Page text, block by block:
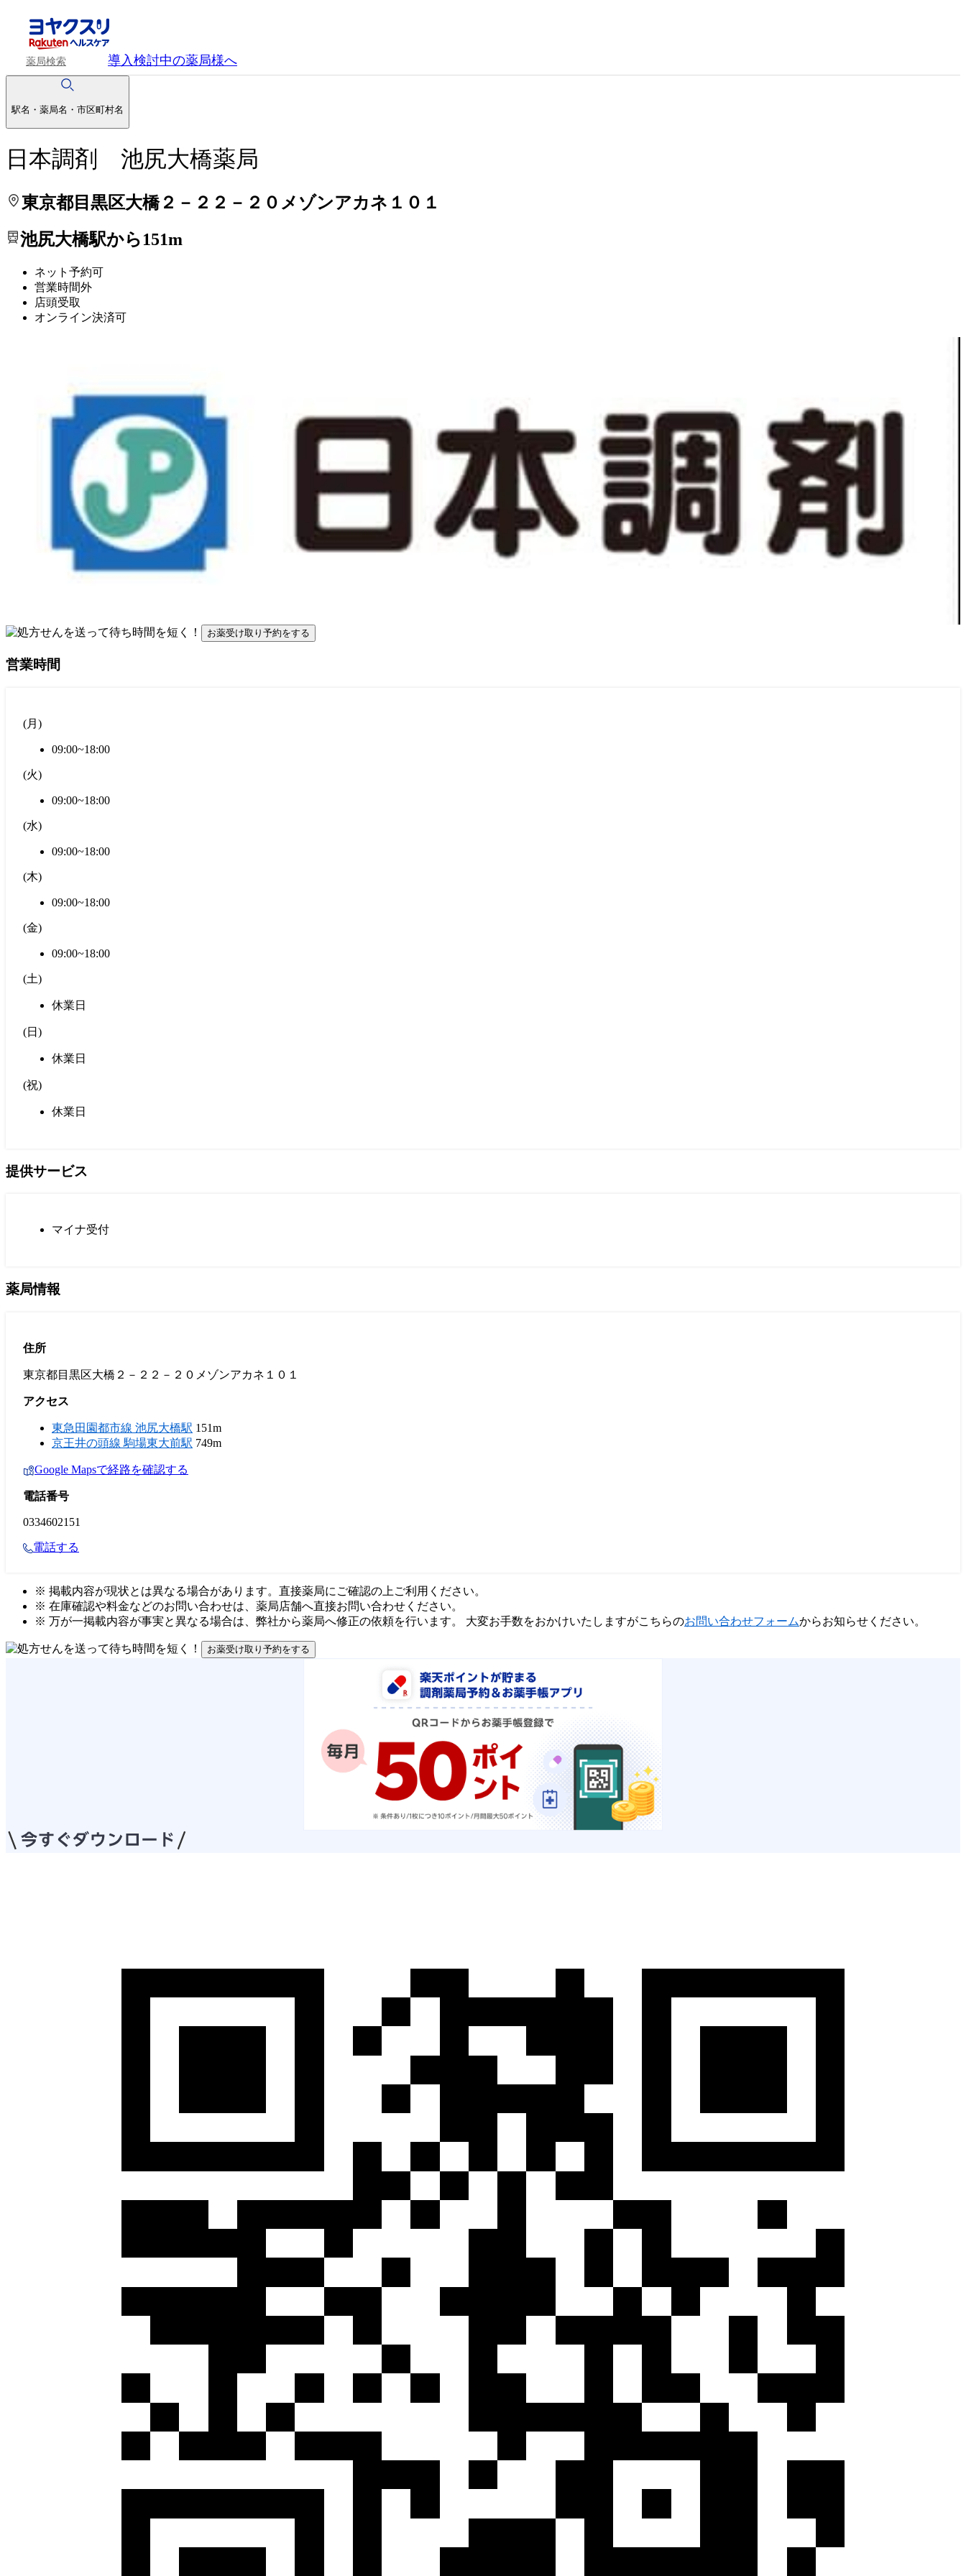
薬局検索 導入検討中の薬局様へ
駅名・薬局名・市区町村名
日本調剤 池尻大橋薬局
東京都目黒区大橋２－２２－２０メゾンアカネ１０１
池尻大橋駅から151m
ネット予約可
営業時間外
店頭受取
オンライン決済可
処方せんを送って待ち時間を短く！
お薬受け取り予約をする
営業時間
(月 )
09:00~18:00
(火)
09:00~18:00
(水)
09:00~18:00
(木)
09:00~18:00
(金)
09:00~18:00
(土)
休業日
(日 )
休業日
(祝)
休業日
提供サービス
マイナ受付
薬局情報
住所
東京都目黒区大橋２－２２－２０メゾンアカネ１０１
アクセス
東急田園都市線 池尻大橋駅 151m
京王井の頭線 駒場東大前駅 749m
Google Mapsで経路を確認する
電話番号
0334602151
電話する
※ 掲載内容が現状とは異なる場合があります。直接薬局にご確認の上ご利用ください。
※ 在庫確認や料金などのお問い合わせは、薬局店舗へ直接お問い合わせください。
※ 万が一掲載内容が事実と異なる場合は、弊社から薬局へ修正の依頼を行います。 大変お手数をおかけいたしますがこちらのお問い合わせフォームからお知らせください。
処方せんを送って待ち時間を短く！
お薬受け取り予約をする